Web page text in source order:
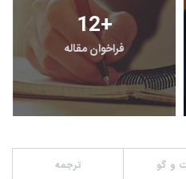
12+
فراخوان مقاله
و گو ترجمه